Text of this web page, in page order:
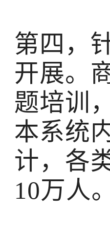
第四，
开展。
题培训
本系统
计，各
10万人。